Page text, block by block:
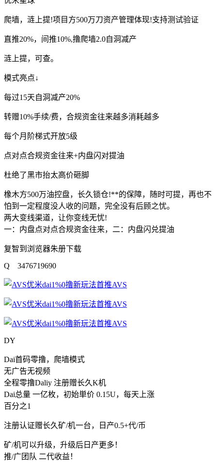
爬墙，涟上提!项目方500万刀资产管理体现!支持测试验证
直推20%，间推10%,撸爬墙2.0自洞减产
涟上提，可查。
模式亮点↓
每过15天自洞减产20%
转赠10%手续/费，合规资金往来越多消耗越多
每个月阶梯式开放5级
点对点合规资金往来+内盘闪对提油
杜绝了黑市抬太高价砸脚
橡木方500万油控盘，长久锁仓!**的保障，随时可提，再也不
怕到一定程度没人收的问题，完全没有后顾之忧。
两大变线渠道，让你变线无忧!
一：内盘点对点合规资金往来，二：内盘闪兑提油
复智到浏览器朱册下载
Q 3476719690
DY
Dai首码零撸，爬墙模式
无广告无视频
全程零撸Daliy 注册赠长久K机
Dai总量 一亿枚，初始単价 0.15U，每天上涨
百分之1
注册认证赠长久矿/机一台，日产0.5+代/币
矿/机可以升级，升级后日产更多！
推/广团队 二代收益！